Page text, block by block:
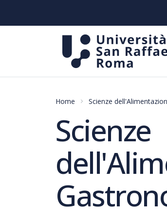
Home Scienze
Scienze